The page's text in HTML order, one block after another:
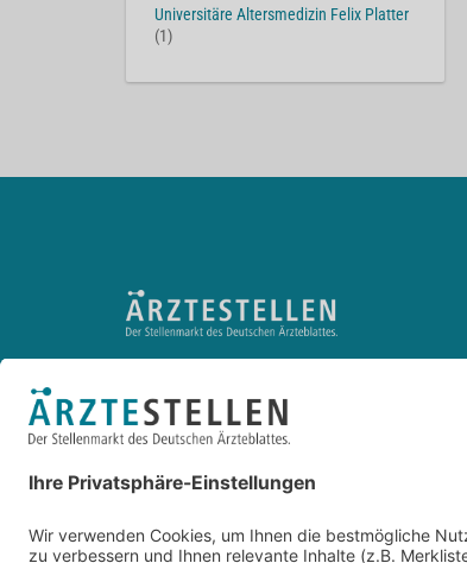
Universitäre Altersmedizin Felix Platter
(1)